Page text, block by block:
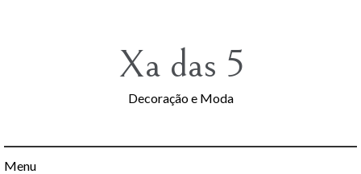
Xa das 5
Decoração e Moda
Menu